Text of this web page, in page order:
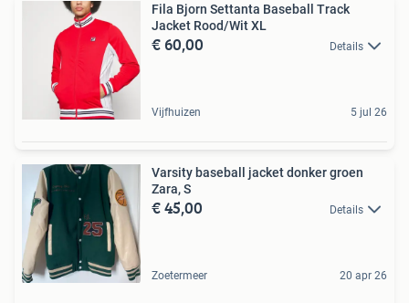
Fila Bjorn Settanta Baseball Track
Jacket Rood/Wit XL
€ 60,00 Details
Vijfhuizen 5 jul 26
Varsity baseball jacket donker groen
Zara, S
€ 45,00 Details
Zoetermeer 20 apr 26